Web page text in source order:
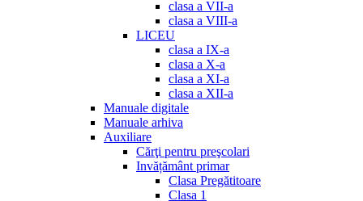
clasa a VII-a
clasa a VIII-a
LICEU
clasa a IX-a
clasa a X-a
clasa a XI-a
clasa a XII-a
Manuale digitale
Manuale arhiva
Auxiliare
Cărţi pentru preşcolari
Invățământ primar
Clasa Pregătitoare
Clasa 1